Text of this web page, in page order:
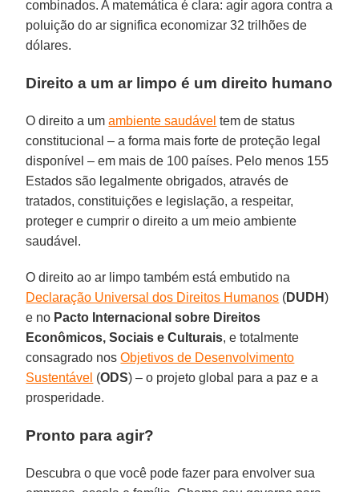
combinados. A matemática é clara: agir agora contra a
poluição do ar significa economizar 32 trilhões de
dólares.
Direito a um ar limpo é um direito humano
O direito a umambiente saudável tem de status
constitucional – a forma mais forte de proteção legal
disponível – em mais de 100 países. Pelo menos 155
Estados são legalmente obrigados, através de
tratados, constituições e legislação, a respeitar,
proteger e cumprir o direito a um meio ambiente
saudável.
O direito ao ar limpo também está embutido na
Declaração Universal dos Direitos Humanos (DUDH)
e no Pacto Internacional sobre Direitos
Econômicos, Sociais e Culturais, e totalmente
consagrado nosObjetivos de Desenvolvimento
Sustentável (ODS) – o projeto global para a paz e a
prosperidade.
Pronto para agir?
Descubra o que você pode fazer para envolver sua